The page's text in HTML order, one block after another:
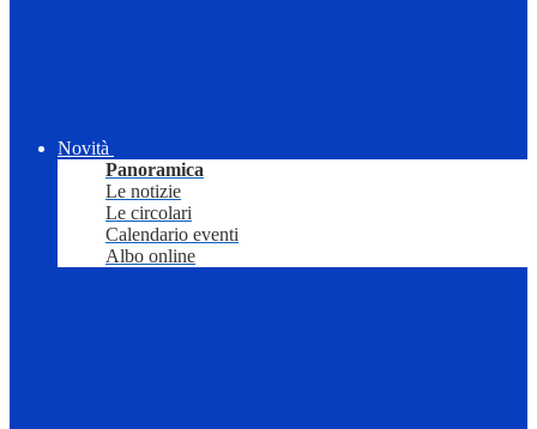
Novità
Panoramica
Le notizie
Le circolari
Calendario eventi
Albo online